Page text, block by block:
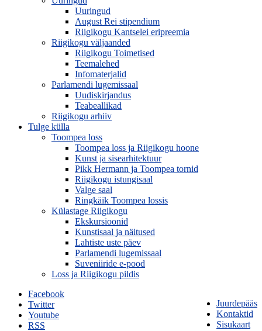
Uuringud
August Rei stipendium
Riigikogu Kantselei eripreemia
Riigikogu väljaanded
Riigikogu Toimetised
Teemalehed
Infomaterjalid
Parlamendi lugemissaal
Uudiskirjandus
Teabeallikad
Riigikogu arhiiv
Tulge külla
Toompea loss
Toompea loss ja Riigikogu hoone
Kunst ja sisearhitektuur
Pikk Hermann ja Toompea tornid
Riigikogu istungisaal
Valge saal
Ringkäik Toompea lossis
Külastage Riigikogu
Ekskursioonid
Kunstisaal ja näitused
Lahtiste uste päev
Parlamendi lugemissaal
Suveniiride e-pood
Loss ja Riigikogu pildis
Juurdepääs
Kontaktid
Sisukaart
Facebook
Twitter
Youtube
RSS